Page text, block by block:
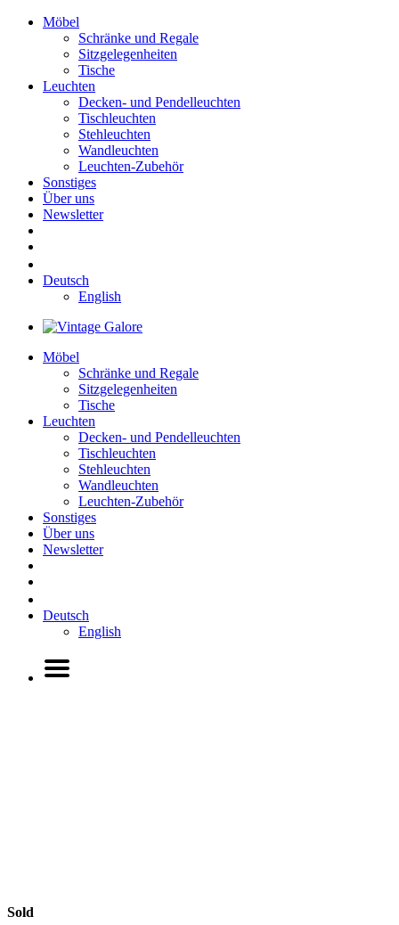
Möbel
Schränke und Regale
Sitzgelegenheiten
Tische
Leuchten
Decken- und Pendelleuchten
Tischleuchten
Stehleuchten
Wandleuchten
Leuchten-Zubehör
Sonstiges
Über uns
Newsletter
Deutsch
English
Möbel
Schränke und Regale
Sitzgelegenheiten
Tische
Leuchten
Decken- und Pendelleuchten
Tischleuchten
Stehleuchten
Wandleuchten
Leuchten-Zubehör
Sonstiges
Über uns
Newsletter
Deutsch
English
Sold